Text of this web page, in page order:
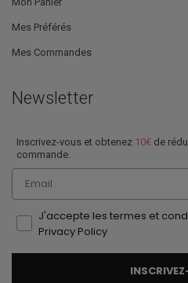
Mes Préférés
Mes Commandes
Newsletter
Inscrivez-vous et obtenez 10€ de
commande.
Email
J'accepte les termes et
Privacy Policy